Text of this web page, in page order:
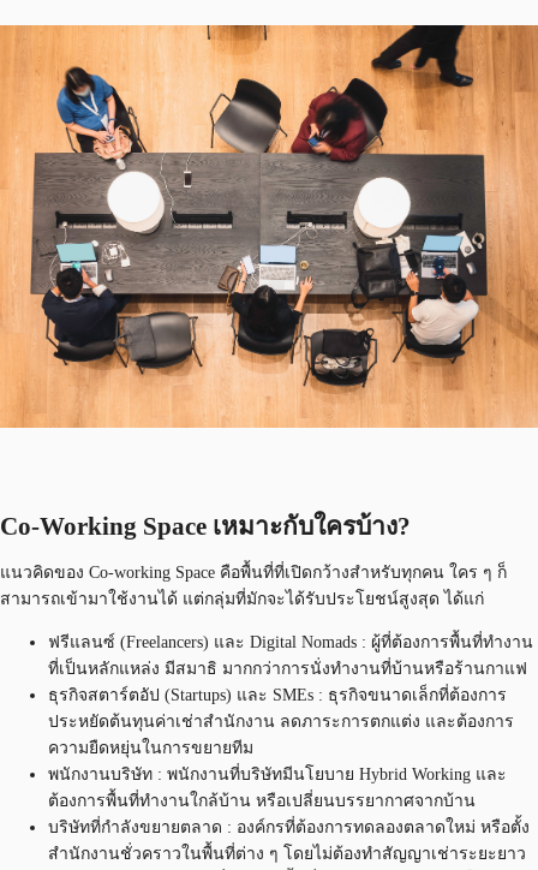
Co-Working Space เหมาะกับใครบ้าง?
แนวคิดของ Co-working Space คือพื้นที่ที่เปิดกว้างสำหรับทุกคน ใคร ๆ ก็
สามารถเข้ามาใช้งานได้ แต่กลุ่มที่มักจะได้รับประโยชน์สูงสุด ได้แก่
ฟรีแลนซ์ (Freelancers) และ Digital Nomads : ผู้ที่ต้องการพื้นที่ทำงาน
ที่เป็นหลักแหล่ง มีสมาธิ มากกว่าการนั่งทำงานที่บ้านหรือร้านกาแฟ
ธุรกิจสตาร์ตอัป (Startups) และ SMEs : ธุรกิจขนาดเล็กที่ต้องการ
ประหยัดต้นทุนค่าเช่าสำนักงาน ลดภาระการตกแต่ง และต้องการ
ความยืดหยุ่นในการขยายทีม
พนักงานบริษัท : พนักงานที่บริษัทมีนโยบาย Hybrid Working และ
ต้องการพื้นที่ทำงานใกล้บ้าน หรือเปลี่ยนบรรยากาศจากบ้าน
บริษัทที่กำลังขยายตลาด : องค์กรที่ต้องการทดลองตลาดใหม่ หรือตั้ง
สำนักงานชั่วคราวในพื้นที่ต่าง ๆ โดยไม่ต้องทำสัญญาเช่าระยะยาว